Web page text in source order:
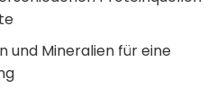
und Mineralien für eine